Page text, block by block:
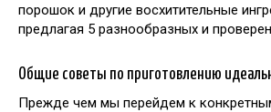
порошок и другие восхитительные
предлагая 5 разнообразных и
Общие советы по приготовлению
Прежде чем мы перейдем к